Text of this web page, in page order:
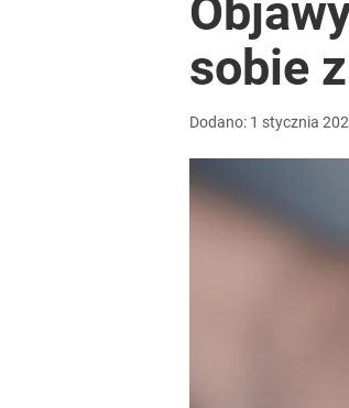
sobie
Dodano: 1 stycznia